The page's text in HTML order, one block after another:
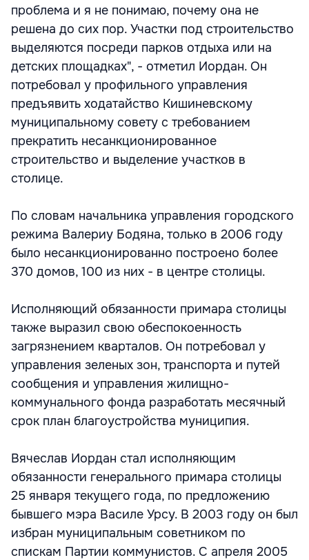
проблема и я не понимаю, почему она не
решена до сих пор. Участки под строительство
выделяются посреди парков отдыха или на
детских площадках", - отметил Иордан. Он
потребовал у профильного управления
предъявить ходатайство Кишиневскому
муниципальному совету с требованием
прекратить несанкционированное
строительство и выделение участков в
столице.
По словам начальника управления городского
режима Валериу Бодяна, только в 2006 году
было несанкционированно построено более
370 домов, 100 из них - в центре столицы.
Исполняющий обязанности примара столицы
также выразил свою обеспокоенность
загрязнением кварталов. Он потребовал у
управления зеленых зон, транспорта и путей
сообщения и управления жилищно-
коммунального фонда разработать месячный
срок план благоустройства муниципия.
Вячеслав Иордан стал исполняющим
обязанности генерального примара столицы
25 января текущего года, по предложению
бывшего мэра Василе Урсу. В 2003 году он был
избран муниципальным советником по
спискам Партии коммунистов. С апреля 2005